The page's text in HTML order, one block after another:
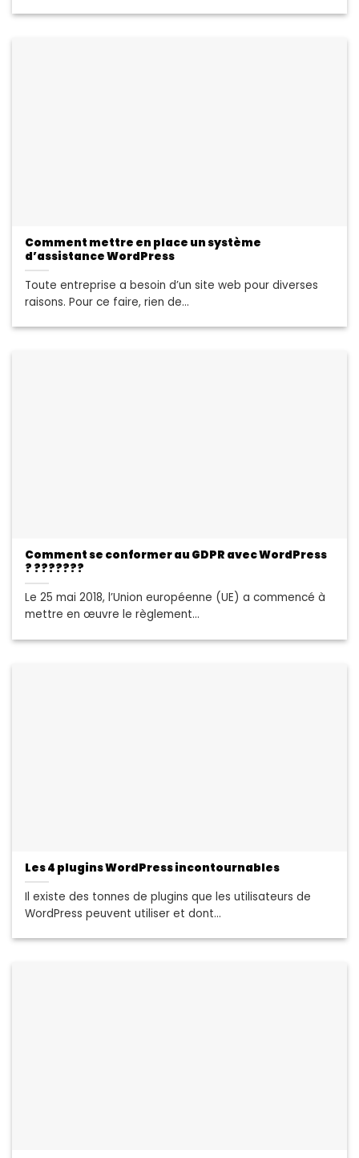
Comment mettre en place un système
d’assistance WordPress
Toute entreprise a besoin d’un site web pour diverses
raisons. Pour ce faire, rien de...
Comment se conformer au GDPR avec WordPress
? ???????
Le 25 mai 2018, l’Union européenne (UE) a commencé à
mettre en œuvre le règlement...
Les 4 plugins WordPress incontournables
Il existe des tonnes de plugins que les utilisateurs de
WordPress peuvent utiliser et dont...